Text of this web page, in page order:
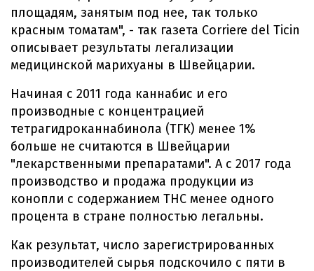
площадям, занятым под нее, так только
красным томатам", - так газета Corriere del Ticin
описывает результаты легализации
медицинской марихуаны в Швейцарии.
Начиная с 2011 года каннабис и его
производные с концентрацией
тетрагидроканнабинола (ТГК) менее 1%
больше не считаются в Швейцарии
"лекарственными препаратами". А с 2017 года
производство и продажа продукции из
конопли с содержанием THC менее одного
процента в стране полностью легальны.
Как результат, число зарегистрированных
производителей сырья подскочило с пяти в